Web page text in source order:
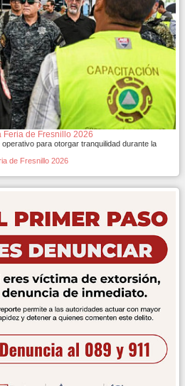
de Fresnillo 2026
para otorgar tranquilidad durante la
de Fresnillo 2026